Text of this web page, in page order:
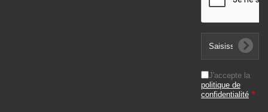
J'accepte la
politique de
confidentialité *